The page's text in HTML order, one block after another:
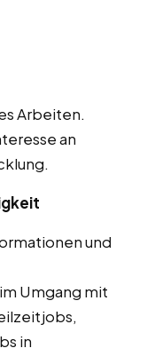
Arbeiten.
an
und
Umgang mit
in